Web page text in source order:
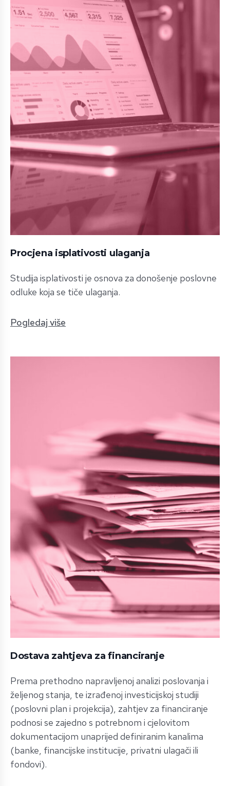
Procjena isplativosti ulaganja
Studija isplativosti je osnova za donošenje poslovne
odluke koja se tiče ulaganja.
Pogledaj više
Dostava zahtjeva za financiranje
Prema prethodno napravljenoj analizi poslovanja i
željenog stanja, te izrađenoj investicijskoj studiji
(poslovni plan i projekcija), zahtjev za financiranje
podnosi se zajedno s potrebnom i cjelovitom
dokumentacijom unaprijed definiranim kanalima
(banke, financijske institucije, privatni ulagači ili
fondovi).